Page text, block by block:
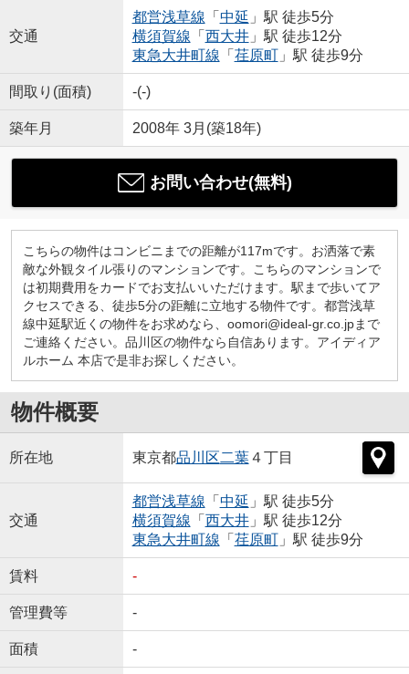
交通
都営浅草線 「 中延 」駅 徒歩5分
横須賀線 「 西大井」駅 徒歩12分
東急大井町線 「 荏原町」駅 徒歩9分
間取り(面積) -(-)
築年月 2008年 3月(築18年)
お問い合わせ(無料)
こちらの物件はコンビニまでの距離が117mです。お洒落で素
敵な外観タイル張りのマンションです。こちらのマンションで
は初期費用をカードでお支払いいただけます。駅まで歩いてア
クセスできる、徒歩5分の距離に立地する物件です。都営浅草
線中延駅近くの物件をお求めなら、oomori@ideal-gr.co.jpまで
ご連絡ください。品川区の物件なら自信あります。アイディア
ルホーム 本店で是非お探しください。
物件概要
所在地 東京都品川区二葉４丁目
交通
都営浅草線 「 中延 」駅 徒歩5分
横須賀線 「 西大井」駅 徒歩12分
東急大井町線 「 荏原町」駅 徒歩9分
賃料 -
管理費等 -
面積 -